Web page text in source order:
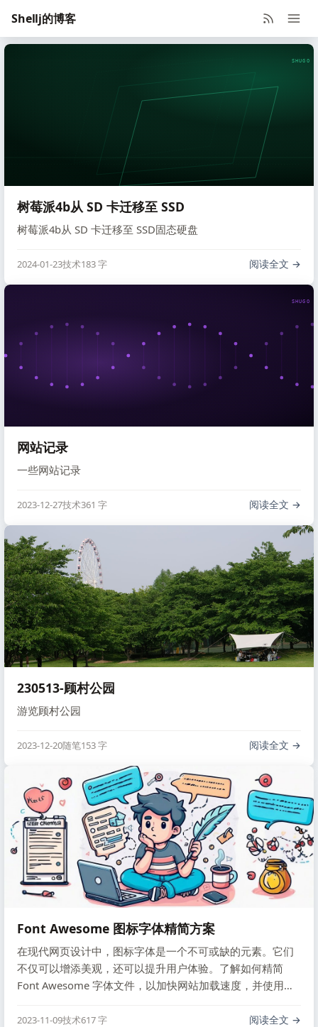
Shellj的博客
SHUGO
树莓派4b从 SD 卡迁移至 SSD
树莓派4b从 SD 卡迁移至 SSD固态硬盘
2024-01-23技术183 字 阅读全文
SHUGO
网站记录
一些网站记录
2023-12-27技术361 字 阅读全文
230513-顾村公园
游览顾村公园
2023-12-20随笔153 字 阅读全文
Font Awesome 图标字体精简方案
在现代网页设计中，图标字体是一个不可或缺的元素。它们
不仅可以增添美观，还可以提升用户体验。了解如何精简
Font Awesome 字体文件，以加快网站加载速度，并使用
标，或者通过使用 fantasticon 工具制作自定义字体，你可以
2023-11-09技术617 字 阅读全文